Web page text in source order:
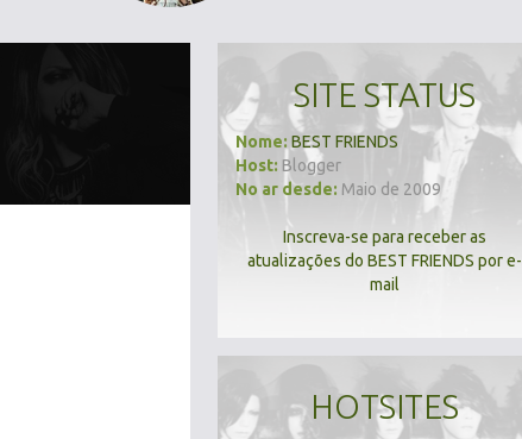
SITE STATUS
Nome: BEST FRIENDS
Host: Blogger
No ar desde: Maio de 2009
Inscreva-se para receber as
atualizações do BEST FRIENDS por e-
mail
HOTSITES